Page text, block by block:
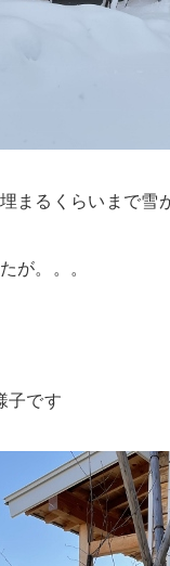
まるくらいまで雪
が。。。
子です